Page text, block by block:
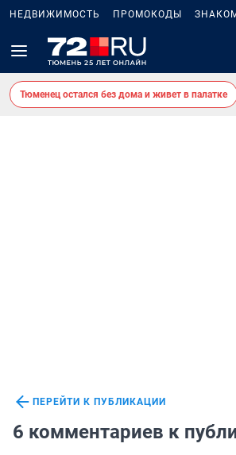
НЕДВИЖИМОСТЬ ПРОМОКОДЫ
Тюменец остался без дома и живет в палатке
ПЕРЕЙТИ К ПУБЛИКАЦИИ
6 комментариев к